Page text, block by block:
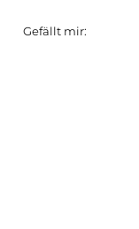
Gefällt mir: